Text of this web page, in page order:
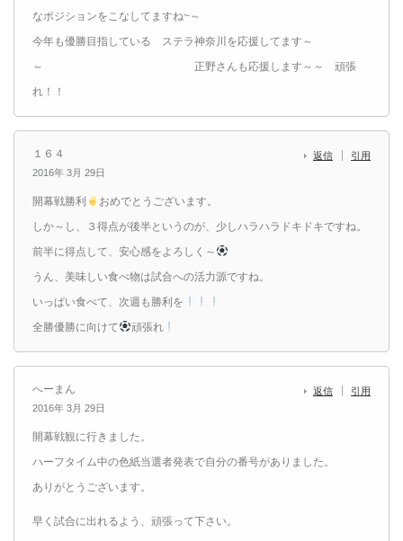
なポジションをこなしてますね~～
今年も優勝目指している ステラ神奈川を応援してます～
～ 正野さんも応援します～～ 頑張
れ！！
１６４
2016年 3月 29日
返信 引用
開幕戦勝利
おめでとうございます。
しか～し、３得点が後半というのが、少しハラハラドキドキですね。
前半に得点して、安心感をよろしく～
うん、美味しい食べ物は試合への活力源ですね。
いっぱい食べて、次週も勝利を
全勝優勝に向けて
頑張れ
へーまん
2016年 3月 29日
返信 引用
開幕戦観に行きました。
ハーフタイム中の色紙当選者発表で自分の番号がありました。
ありがとうございます。
早く試合に出れるよう、頑張って下さい。